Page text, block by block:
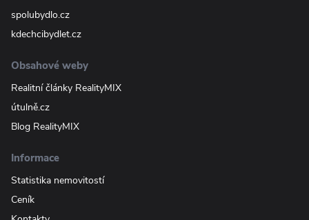
spolubydlo.cz
kdechcibydlet.cz
Obsahové weby
Realitní články RealityMIX
útulně.cz
Blog RealityMIX
Informace
Statistika nemovitostí
Ceník